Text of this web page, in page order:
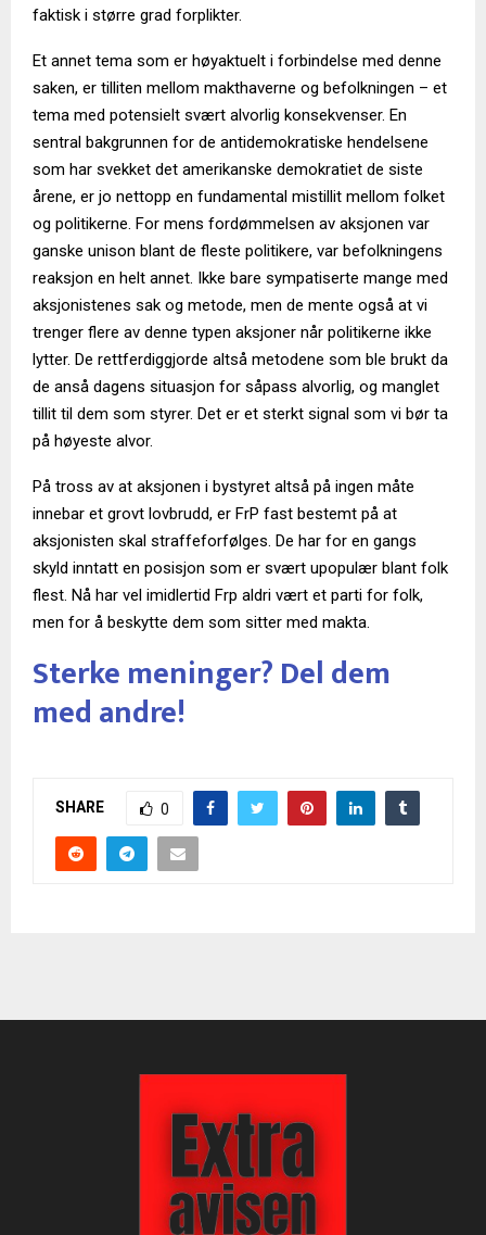
faktisk i større grad forplikter.
Et annet tema som er høyaktuelt i forbindelse med denne
saken, er tilliten mellom makthaverne og befolkningen – et
tema med potensielt svært alvorlig konsekvenser. En
sentral bakgrunnen for de antidemokratiske hendelsene
som har svekket det amerikanske demokratiet de siste
årene, er jo nettopp en fundamental mistillit mellom folket
og politikerne. For mens fordømmelsen av aksjonen var
ganske unison blant de fleste politikere, var befolkningens
reaksjon en helt annet. Ikke bare sympatiserte mange med
aksjonistenes sak og metode, men de mente også at vi
trenger flere av denne typen aksjoner når politikerne ikke
lytter. De rettferdiggjorde altså metodene som ble brukt da
de anså dagens situasjon for såpass alvorlig, og manglet
tillit til dem som styrer. Det er et sterkt signal som vi bør ta
på høyeste alvor.
På tross av at aksjonen i bystyret altså på ingen måte
innebar et grovt lovbrudd, er FrP fast bestemt på at
aksjonisten skal straffeforfølges. De har for en gangs
skyld inntatt en posisjon som er svært upopulær blant folk
flest. Nå har vel imidlertid Frp aldri vært et parti for folk,
men for å beskytte dem som sitter med makta.
Sterke meninger? Del dem
med andre!
SHARE 0